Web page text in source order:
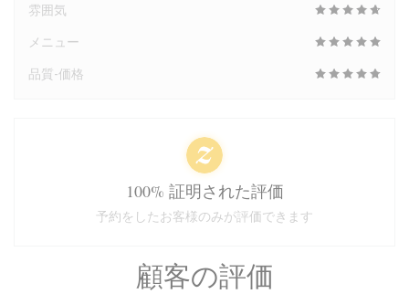
顧客の評価
雰囲気
メニュー
品質-価格
100% 証明された評価
予約をしたお客様のみが評価できます